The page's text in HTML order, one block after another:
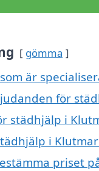
gömma
är
för
städhjälp i
i
priset